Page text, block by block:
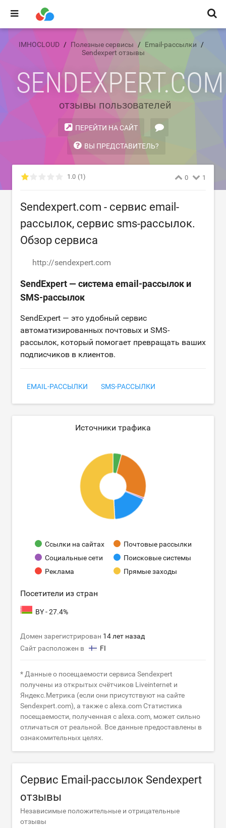
IMHOCLOUD Полезные сервисы
Email-рассылки
Sendexpert отзывы
SENDEXPERT.COM
отзывы пользователей
ПЕРЕЙТИ НА САЙТ
ВЫ ПРЕДСТАВИТЕЛЬ?
1.0 (1) 0 1
Sendexpert.com - сервис email-
рассылок, сервис sms-рассылок.
Обзор сервиса
http://sendexpert.com
SendExpert — система email-рассылок и
SMS-рассылок
SendExpert — это удобный сервис
автоматизированных почтовых и SMS-
рассылок, который помогает превращать ваших
подписчиков в клиентов.
EMAIL-РАССЫЛКИ SMS-РАССЫЛКИ
Источники трафика
Ссылки на сайтах
Почтовые рассылки
Социальные сети
Поисковые системы
Реклама
Прямые заходы
Посетители из стран
BY - 27.4%
Домен зарегистрирован 14 лет назад
Сайт расположен в
FI
* Данные о посещаемости сервиса Sendexpert
получены из открытых счётчиков Liveinternet и
Яндекс.Метрика (если они присутствуют на сайте
Sendexpert.com), а также с alexa.com Статистика
посещаемости, полученная с alexa.com, может сильно
отличаться от реальной. Все данные предоставлены в
ознакомительных целях.
Сервис Email-рассылок Sendexpert
отзывы
Независимые положительные и отрицательные
отзывы